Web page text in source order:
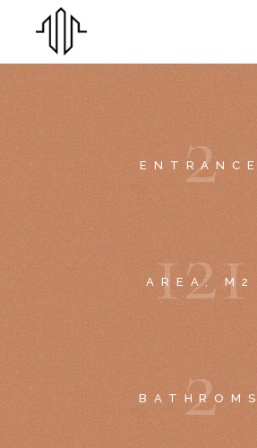
2
ENTRANCE
121
AREA, M2
2
BATHROMS